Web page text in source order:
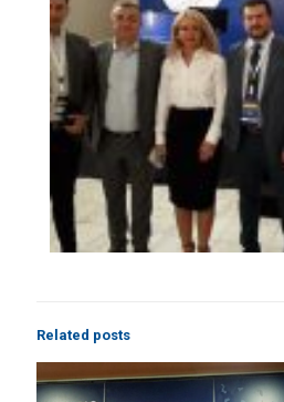
Related posts